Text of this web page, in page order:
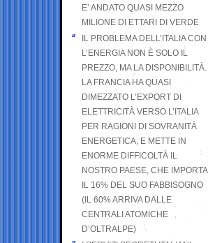
E’ ANDATO QUASI MEZZO
MILIONE DI ETTARI DI VERDE
IL PROBLEMA DELL’ITALIA CON
L’ENERGIA NON È SOLO IL
PREZZO, MA LA DISPONIBILITÀ.
LA FRANCIA HA QUASI
DIMEZZATO L’EXPORT DI
ELETTRICITÀ VERSO L’ITALIA
PER RAGIONI DI SOVRANITÀ
ENERGETICA, E METTE IN
ENORME DIFFICOLTÀ IL
NOSTRO PAESE, CHE IMPORTA
IL 16% DEL SUO FABBISOGNO
(IL 60% ARRIVA DALLE
CENTRALI ATOMICHE
D’OLTRALPE)